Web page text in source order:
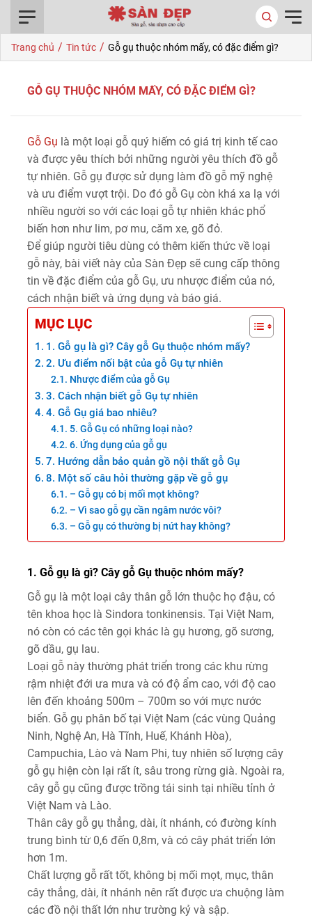
Trang chủ / Tin tức / Gỗ gụ thuộc nhóm mấy, có đặc điểm gì?
GỖ GỤ THUỘC NHÓM MẤY, CÓ ĐẶC ĐIỂM GÌ?
Gỗ Gụ là một loại gỗ quý hiếm có giá trị kinh tế cao
và được yêu thích bởi những người yêu thích đồ gỗ
tự nhiên. Gỗ gụ được sử dụng làm đồ gỗ mỹ nghệ
và ưu điểm vượt trội. Do đó gỗ Gụ còn khá xa lạ với
nhiều người so với các loại gỗ tự nhiên khác phổ
biến hơn như lim, pơ mu, căm xe, gõ đỏ.
Để giúp người tiêu dùng có thêm kiến thức về loại
gỗ này, bài viết này của Sàn Đẹp sẽ cung cấp thông
tin về đặc điểm của gỗ Gụ, ưu nhược điểm của nó,
cách nhận biết và ứng dụng và báo giá.
MỤC LỤC
1. Gỗ gụ là gì? Cây gỗ Gụ thuộc nhóm mấy?
2. Ưu điểm nối bật của gỗ Gụ tự nhiên
Nhược điểm của gỗ Gụ
3. Cách nhận biết gỗ Gụ tự nhiên
4. Gỗ Gụ giá bao nhiêu?
5. Gỗ Gụ có những loại nào?
6. Ứng dụng của gỗ gụ
7. Hướng dẫn bảo quản gồ nội thất gỗ Gụ
8. Một số câu hỏi thường gặp về gỗ gụ
– Gỗ gụ có bị mối mọt không?
– Vì sao gỗ gụ cần ngâm nước vôi?
– Gỗ gụ có thường bị nứt hay không?
1. Gỗ gụ là gì? Cây gỗ Gụ thuộc nhóm mấy?
Gỗ gụ là một loại cây thân gỗ lớn thuộc họ đậu, có
tên khoa học là Sindora tonkinensis. Tại Việt Nam,
nó còn có các tên gọi khác là gụ hương, gõ sương,
gõ dầu, gụ lau.
Loại gỗ này thường phát triển trong các khu rừng
rậm nhiệt đới ưa mưa và có độ ẩm cao, với độ cao
lên đến khoảng 500m – 700m so với mực nước
biển. Gỗ gụ phân bố tại Việt Nam (các vùng Quảng
Ninh, Nghệ An, Hà Tĩnh, Huế, Khánh Hòa),
Campuchia, Lào và Nam Phi, tuy nhiên số lượng cây
gỗ gụ hiện còn lại rất ít, sâu trong rừng già. Ngoài ra,
cây gỗ gụ cũng được trồng tái sinh tại nhiều tỉnh ở
Việt Nam và Lào.
Thân cây gỗ gụ thẳng, dài, ít nhánh, có đường kính
trung bình từ 0,6 đến 0,8m, và có cây phát triển lớn
hơn 1m.
Chất lượng gỗ rất tốt, không bị mối mọt, mục, thân
cây thẳng, dài, ít nhánh nên rất được ưa chuộng làm
các đồ nội thất lớn như trường kỷ và sập.